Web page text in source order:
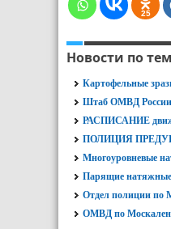
25
Новости по
Картофельные
Штаб ОМВД России
РАСПИСАНИЕ
ПОЛИЦИЯ
Многоуровневые
Парящие натяжные
Отдел полиции
ОМВД по